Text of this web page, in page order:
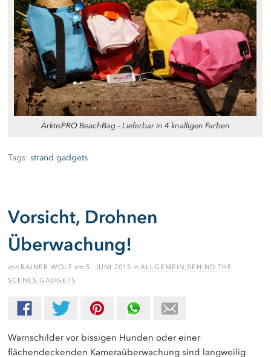
ArktisPRO BeachBag – Lieferbar in 4 knalligen Farben
Tags:strand gadgets
Vorsicht, Drohnen
Überwachung!
von RAINER WOLF am 5. JUNI 2015 inALLGEMEIN , BEHIND THE
SCENES,GADGETS
Warnschilder vor bissigen Hunden oder einer
flächendeckenden Kameraüberwachung sind langweilig